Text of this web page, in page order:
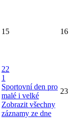
15 16
22
1
Sportovní den pro
malé i velké
Zobrazit všechny
záznamy ze dne
23